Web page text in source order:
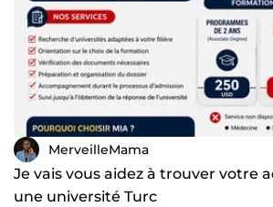
MerveilleMama
Je vais vous aidez à trouver votre
une université Turc